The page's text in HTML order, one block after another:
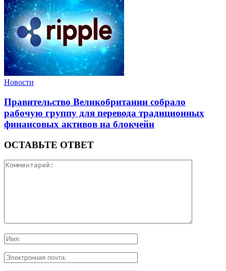
Новости
Правительство Великобритании собрало
рабочую группу для перевода традиционных
финансовых активов на блокчейн
ОСТАВЬТЕ ОТВЕТ